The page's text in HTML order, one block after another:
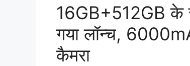
16GB+512GB के
गया लॉन्च,
कैमरा